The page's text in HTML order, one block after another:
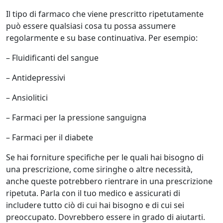
Il tipo di farmaco che viene prescritto ripetutamente
può essere qualsiasi cosa tu possa assumere
regolarmente e su base continuativa. Per esempio:
– Fluidificanti del sangue
– Antidepressivi
– Ansiolitici
– Farmaci per la pressione sanguigna
– Farmaci per il diabete
Se hai forniture specifiche per le quali hai bisogno di
una prescrizione, come siringhe o altre necessità,
anche queste potrebbero rientrare in una prescrizione
ripetuta. Parla con il tuo medico e assicurati di
includere tutto ciò di cui hai bisogno e di cui sei
preoccupato. Dovrebbero essere in grado di aiutarti.